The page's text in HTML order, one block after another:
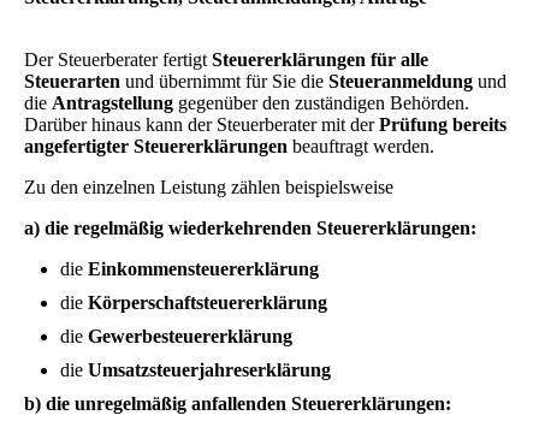
Der Steuerberater fertigt Steuererklärungen für alle
Steuerarten und übernimmt für Sie die Steueranmeldung und
die Antragstellung gegenüber den zuständigen Behörden.
Darüber hinaus kann der Steuerberater mit derPrüfung bereits
angefertigter Steuererklärungen beauftragt werden.
Zu den einzelnen Leistung zählen beispielsweise
a) die regelmäßig wiederkehrenden Steuererklärungen:
die Einkommensteuererklärung
die Körperschaftsteuererklärung
die Gewerbesteuererklärung
die Umsatzsteuerjahreserklärung
b) die unregelmäßig anfallenden Steuererklärungen: